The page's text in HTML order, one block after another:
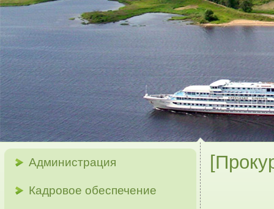
Администрация
Кадровое обеспечение